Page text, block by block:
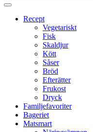
Proppmätt
Recept
Vegetariskt
Fisk
Skaldjur
Kött
Såser
Bröd
Efterätter
Frukost
Dryck
Familjefavoriter
Bageriet
Matsmart